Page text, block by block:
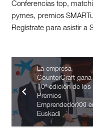
Conferencias top,
pymes, premios
Regístrate para asistir a
La empresa
CounterCraft gana
10ª edición de los
Premios
EmprendedorXXI
Euskadi